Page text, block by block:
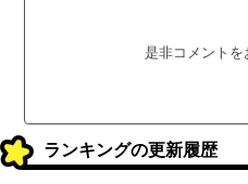
是非コメントを
ランキングの更新履歴